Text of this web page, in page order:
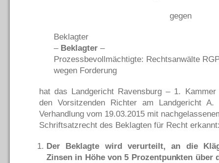
gegen
Beklagter
– Beklagter –
Prozessbevollmächtigte: Rechtsanwälte
wegen Forderung
hat das Landgericht Ravensburg – 1.
den Vorsitzenden Richter am Landgericht
Verhandlung vom 19.03.2015 mit
Schriftsatzrecht des Beklagten für Recht
Der Beklagte wird verurteilt, an die
Zinsen in Höhe von 5 Prozentpunkten über